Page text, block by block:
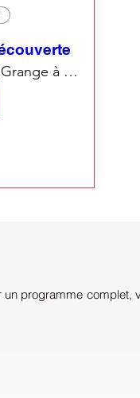
Parc Lacroix-Laval, Grange à Musique
programme complet,